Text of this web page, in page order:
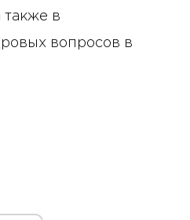
в
вопросов в